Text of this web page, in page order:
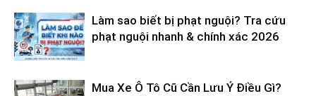
Làm sao biết bị phạt nguội? Tra cứu
phạt nguội nhanh & chính xác 2026
Mua Xe Ô Tô Cũ Cần Lưu Ý Điều Gì?